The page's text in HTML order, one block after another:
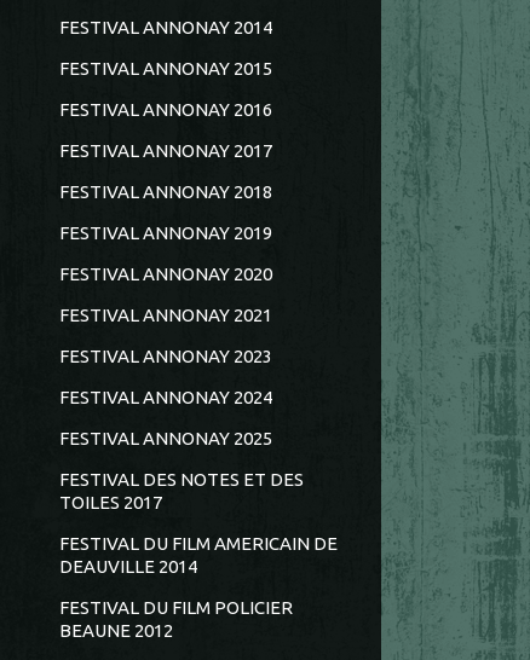
FESTIVAL ANNONAY 2014
FESTIVAL ANNONAY 2015
FESTIVAL ANNONAY 2016
FESTIVAL ANNONAY 2017
FESTIVAL ANNONAY 2018
FESTIVAL ANNONAY 2019
FESTIVAL ANNONAY 2020
FESTIVAL ANNONAY 2021
FESTIVAL ANNONAY 2023
FESTIVAL ANNONAY 2024
FESTIVAL ANNONAY 2025
FESTIVAL DES NOTES ET DES
TOILES 2017
FESTIVAL DU FILM AMERICAIN DE
DEAUVILLE 2014
FESTIVAL DU FILM POLICIER
BEAUNE 2012